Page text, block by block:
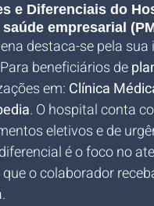
e Diferenciais do
empresarial
destaca-se pela
beneficiários de
em: Clínica
. O hospital conta
eletivos e de
é o foco no
o colaborador